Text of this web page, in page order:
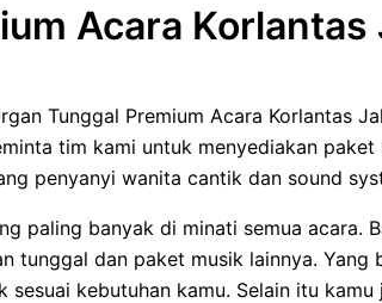
Acara Korlantas
Tunggal Premium Acara Korlantas
tim kami untuk menyediakan
penyanyi wanita cantik dan sound
paling banyak di minati semua acara.
dan paket musik lainnya. Yang
kebutuhan kamu. Selain itu